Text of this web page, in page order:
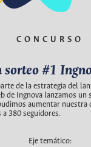
CONCURSO
sorteo #1
de la estrategia del
de Ingnova lanzamos un
aumentar nuestra
a 380 seguidores.
Eje temático: